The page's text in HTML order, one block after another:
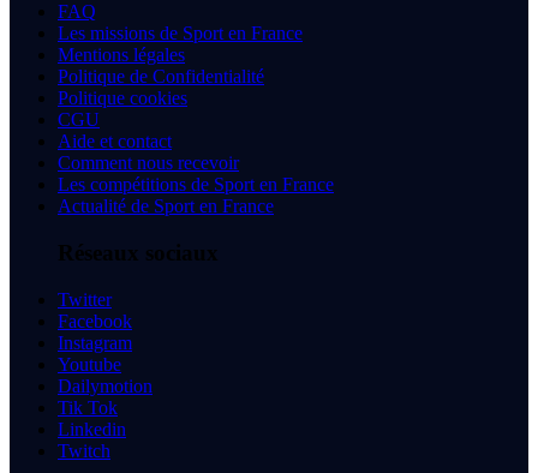
FAQ
Les missions de Sport en France
Mentions légales
Politique de Confidentialité
Politique cookies
CGU
Aide et contact
Comment nous recevoir
Les compétitions de Sport en France
Actualité de Sport en France
Réseaux sociaux
Twitter
Facebook
Instagram
Youtube
Dailymotion
Tik Tok
Linkedin
Twitch